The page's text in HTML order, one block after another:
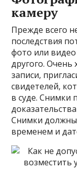
камеру
Прежде всего
последствия
фото или
другого.
записи,
свидетелей,
в суде. Снимки
Снимки должны
временем и